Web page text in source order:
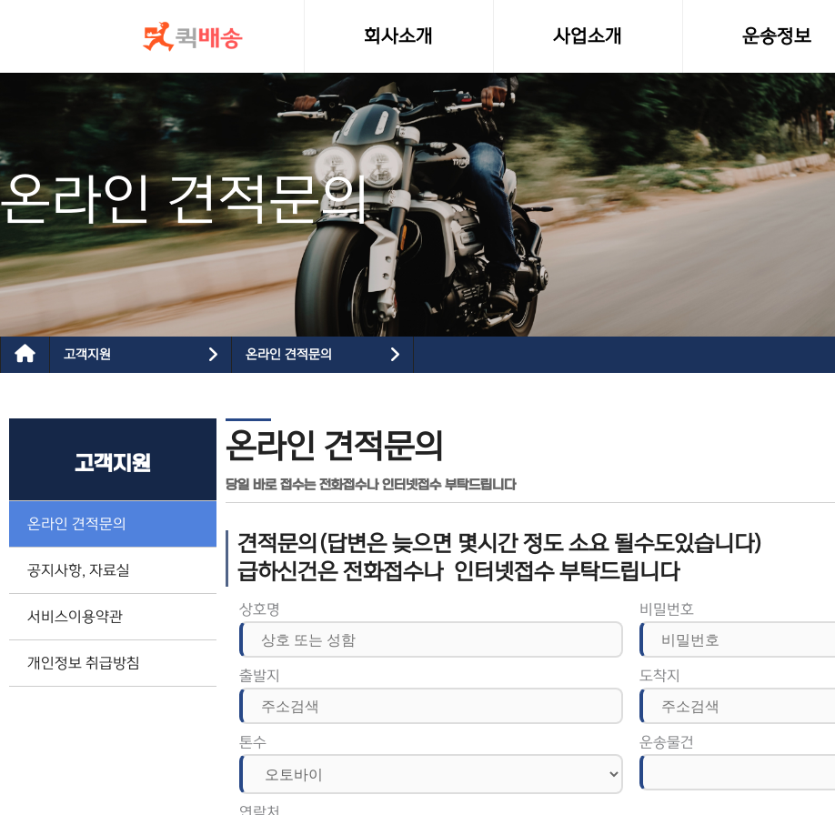
회사소개
인사말
사업소개
소형화물(다마스,라보)
전국화물운송
오토바이퀵사업부
전국당일연계배송
운송정보
화물차량제원
전국화물 운송료조회
화물운송 이용약관
온라인 견적문의
고객지원 온라인 견적문의
고객지원
온라인 견적문의
공지사항, 자료실
서비스이용약관
개인정보 취급방침
온라인 견적문의
당일 바로 접수는 전화접수나 인터넷접수 부탁드립니다
견적문의(답변은 늦으면 몇시간 정도 소요 될수도있습니다)
급하신건은 전화접수나 인터넷접수 부탁드립니다
상호명 비밀번호
출발지 도착지
톤수 운송물건